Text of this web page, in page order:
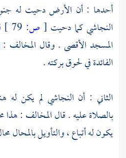
أحدها : أن الأرض دحيت له
النجاشيكما دحيت [ ص:
المسجد الأقصى . وقال المخالف :
الفائدة في لحوق بركته .
الثاني : أن النجاشي لم يكن له
بالصلاة عليه . قال المخالف :
يكون له أتباع ، والتأويل بالمحال